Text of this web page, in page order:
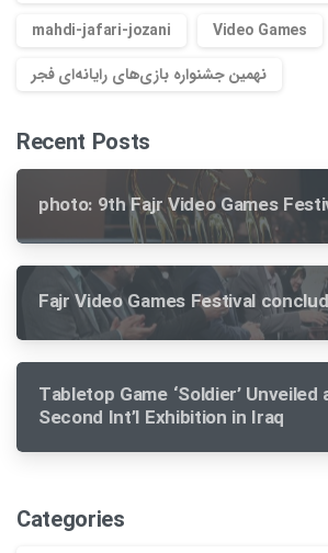
mahdi-jafari-jozani
Video Games
نهمین جشنواره بازی‌های رایانه‌ای فجر
Recent Posts
photo: 9th Fajr Video Games
Fajr Video Games Festival
Tabletop Game ‘Soldier’ Unveiled
Second Int’l Exhibition in Iraq
Categories